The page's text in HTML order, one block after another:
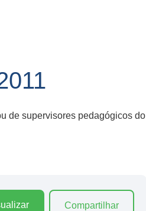
de supervisores pedagógicos do
Compartilhar